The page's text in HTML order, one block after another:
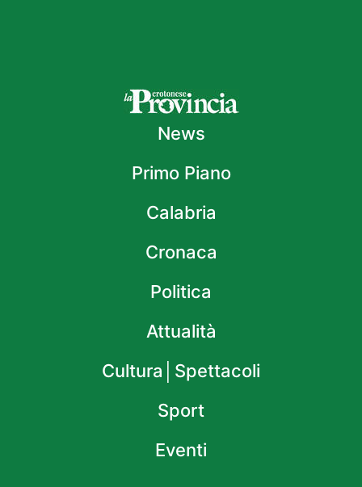
News
Primo Piano
Calabria
Cronaca
Politica
Attualità
Cultura│Spettacoli
Sport
Eventi